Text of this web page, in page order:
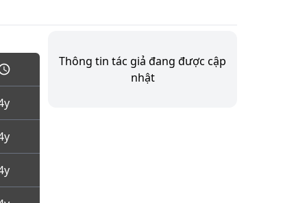
Thông tin tác giả đang được cập
nhật